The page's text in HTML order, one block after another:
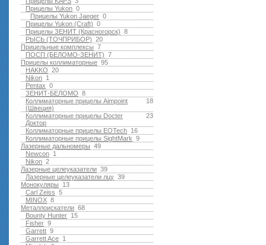
0
Прицелы Yukon
0
Прицелы Yukon Jaeger
0
Прицелы Yukon (Craft)
8
Прицелы ЗЕНИТ (Красногорск)
20
РЫСЬ (ТОЧПРИБОР)
7
Прицельные комплексы
7
ПОСП (БЕЛОМО-ЗЕНИТ)
95
Прицелы коллиматорные
20
HAKKO
1
Nikon
0
Pentax
8
ЗЕНИТ-БЕЛОМО
18
Коллиматорные прицелы Aimpoint
(Швеция)
23
Коллиматорные прицелы Docter
Доктор
16
Коллиматорные прицелы EOTech
9
Коллиматорные прицелы SightMark
49
Лазерные дальномеры
1
Newcon
2
Nikon
39
Лазерные целеуказатели
39
Лазерные целеуказатели лцу
13
Монокуляры
5
Carl Zeiss
8
MINOX
68
Металлоискатели
15
Bounty Hunter
9
Fisher
9
Garrett
1
Garrett Ace